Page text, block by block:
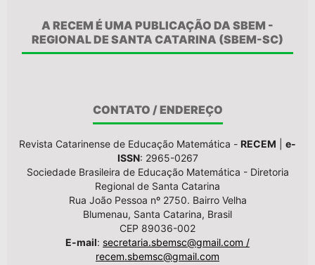
A RECEM É UMA PUBLICAÇÃO DA SBEM -
REGIONAL DE SANTA CATARINA (SBEM-SC)
CONTATO / ENDEREÇO
Revista Catarinense de Educação Matemática - RECEM
e-
ISSN: 2965-0267
Sociedade Brasileira de Educação Matemática - Diretoria
Regional de Santa Catarina
Rua João Pessoa nº 2750. Bairro Velha
Blumenau, Santa Catarina, Brasil
CEP 89036-002
E-mail: secretaria.sbemsc@gmail.com /
recem.sbemsc@gmail.com